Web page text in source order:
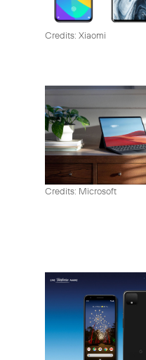
Credits: Xiaomi
Credits: Microsoft